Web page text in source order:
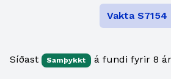
Vakta S7154
Síðast Samþykkt á fundi fyrir 8